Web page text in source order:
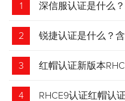
1 深信服认证是什么
2 锐捷认证是什么？
3 红帽认证新版本
4 RHCE9认证红帽认